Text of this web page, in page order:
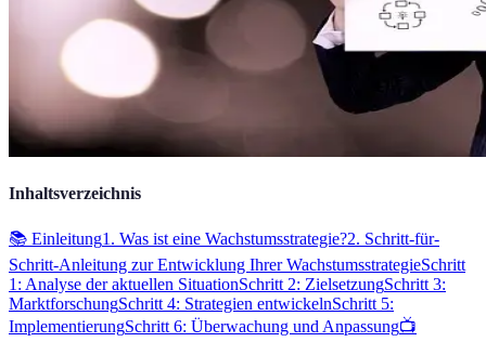
Inhaltsverzeichnis
📚 Einleitung1. Was ist eine Wachstumsstrategie?2. Schritt-für-
Schritt-Anleitung zur Entwicklung Ihrer WachstumsstrategieSchritt
1: Analyse der aktuellen SituationSchritt 2: ZielsetzungSchritt 3:
MarktforschungSchritt 4: Strategien entwickelnSchritt 5:
ImplementierungSchritt 6: Überwachung und Anpassung📺